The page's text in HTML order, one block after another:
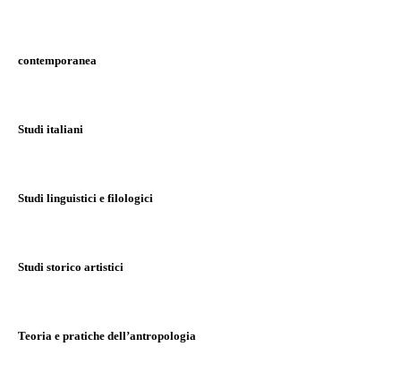
contemporanea
Studi italiani
Studi linguistici e filologici
Studi storico artistici
Teoria e pratiche dell’antropologia